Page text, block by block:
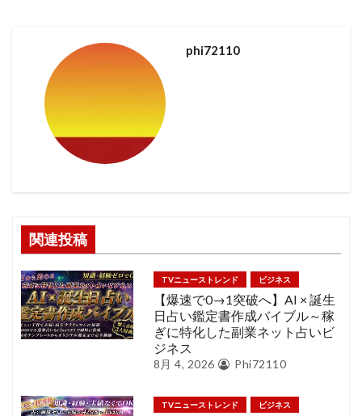
phi72110
関連投稿
TVニューストレンド ビジネス
【爆速で0→1突破へ】AI × 誕生
日占い鑑定書作成バイブル～稼
ぎに特化した副業ネット占いビ
ジネス
8月 4, 2026 Phi72110
TVニューストレンド ビジネス